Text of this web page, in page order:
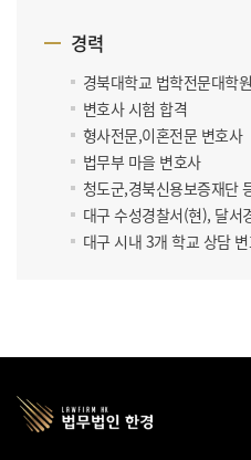
경력
경북대학교 법학전문대학
변호사 시험 합격
형사전문,이혼전문 변호사
법무부 마을 변호사
청도군,경북신용보증재단
대구 수성경찰서(현), 달서
대구 시내 3개 학교 상담